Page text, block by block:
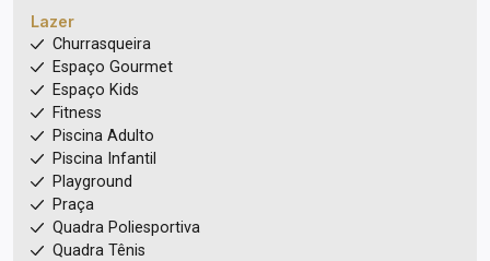
Lazer
Churrasqueira
Espaço Gourmet
Espaço Kids
Fitness
Piscina Adulto
Piscina Infantil
Playground
Praça
Quadra Poliesportiva
Quadra Tênis